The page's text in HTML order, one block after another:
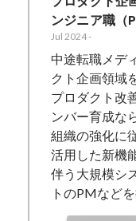
ンジニア職（
Jul 2024-
中途転職メデ
クト企画領域
プロダクト改
ンバー育成な
組織の強化に
活用した新機
伴う大規模シ
トのPMなどを